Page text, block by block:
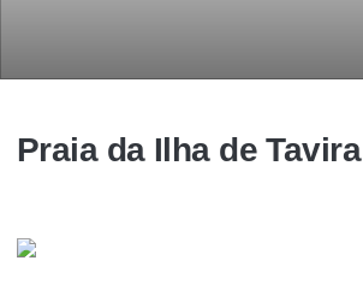
Praia da Ilha de Tavira